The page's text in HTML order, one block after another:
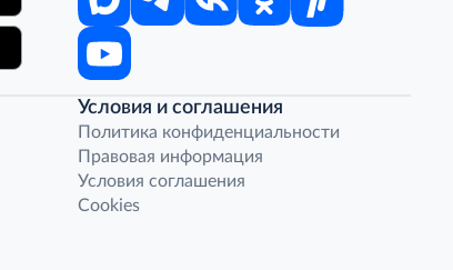
Условия и соглашения
Политика конфиденциальности
Правовая информация
Условия соглашения
Cookies